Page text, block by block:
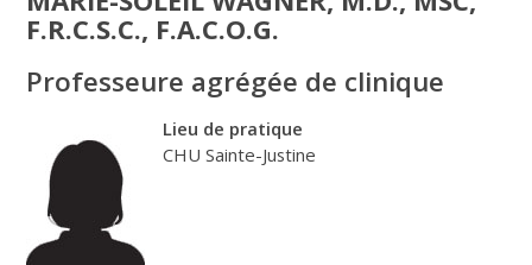
F.R.C.S.C., F.A.C.O.G.
Professeure agrégée de clinique
Lieu de pratique
CHU Sainte-Justine